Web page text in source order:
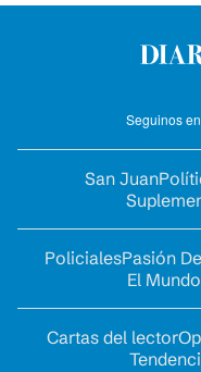
Seguinos
San Juan
PolicialesPasión
El Mundo
Cartas del lector